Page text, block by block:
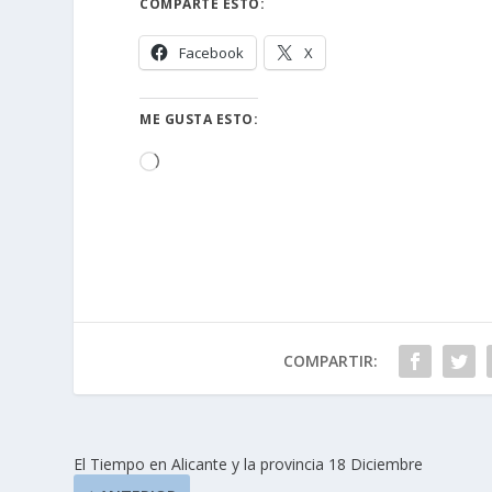
Facebook X
ME GUSTA ESTO:
Cargando...
COMPARTIR:
El Tiempo en Alicante y la provincia 18 Diciembre